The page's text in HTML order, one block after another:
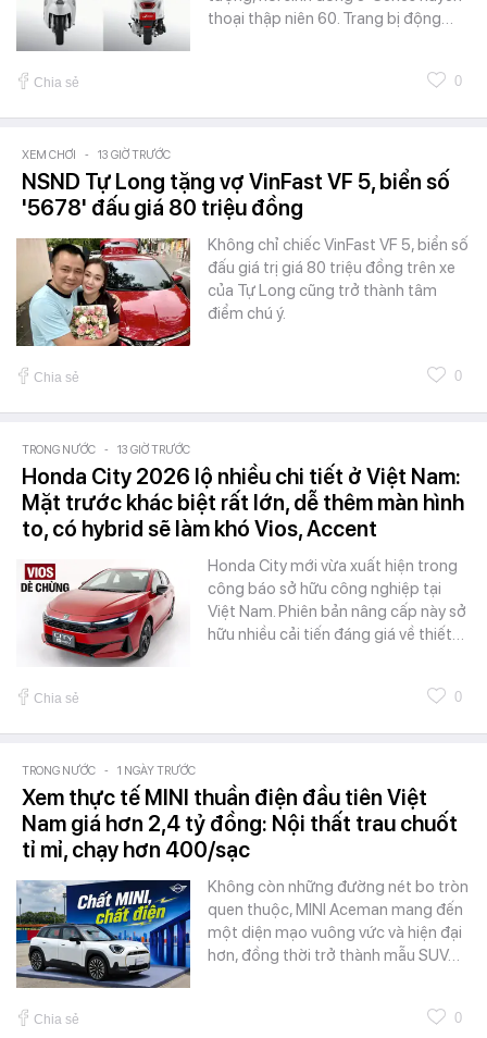
thoại thập niên 60. Trang bị động…
Chia sẻ 0
XEM CHƠI - 13 GIỜ TRƯỚC
NSND Tự Long tặng vợ VinFast VF 5, biển số
'5678' đấu giá 80 triệu đồng
Không chỉ chiếc VinFast VF 5, biển số
đấu giá trị giá 80 triệu đồng trên xe
của Tự Long cũng trở thành tâm
điểm chú ý.
Chia sẻ 0
TRONG NƯỚC - 13 GIỜ TRƯỚC
Honda City 2026 lộ nhiều chi tiết ở Việt Nam:
Mặt trước khác biệt rất lớn, dễ thêm màn hình
to, có hybrid sẽ làm khó Vios, Accent
Honda City mới vừa xuất hiện trong
công báo sở hữu công nghiệp tại
Việt Nam. Phiên bản nâng cấp này sở
hữu nhiều cải tiến đáng giá về thiết…
Chia sẻ 0
TRONG NƯỚC - 1 NGÀY TRƯỚC
Xem thực tế MINI thuần điện đầu tiên Việt
Nam giá hơn 2,4 tỷ đồng: Nội thất trau chuốt
tỉ mỉ, chạy hơn 400/sạc
Không còn những đường nét bo tròn
quen thuộc, MINI Aceman mang đến
một diện mạo vuông vức và hiện đại
hơn, đồng thời trở thành mẫu SUV…
Chia sẻ 0